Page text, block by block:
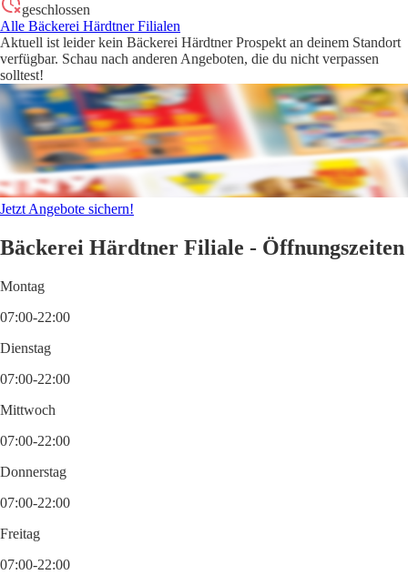
geschlossen
Alle Bäckerei Härdtner Filialen
Aktuell ist leider kein Bäckerei Härdtner Prospekt an deinem Standort
verfügbar. Schau nach anderen Angeboten, die du nicht verpassen
solltest!
Jetzt Angebote sichern!
Bäckerei Härdtner Filiale - Öffnungszeiten
Montag
07:00-22:00
Dienstag
07:00-22:00
Mittwoch
07:00-22:00
Donnerstag
07:00-22:00
Freitag
07:00-22:00